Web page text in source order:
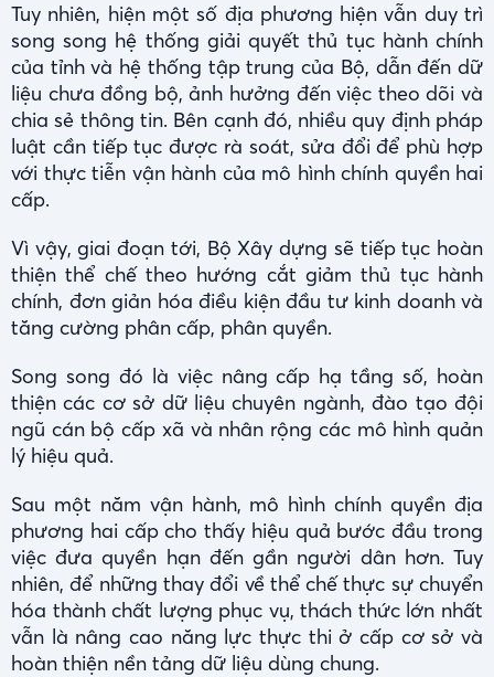
Tuy nhiên, hiện một số địa phương hiện vẫn duy trì
song song hệ thống giải quyết thủ tục hành chính
của tỉnh và hệ thống tập trung của Bộ, dẫn đến dữ
liệu chưa đồng bộ, ảnh hưởng đến việc theo dõi và
chia sẻ thông tin. Bên cạnh đó, nhiều quy định pháp
luật cần tiếp tục được rà soát, sửa đổi để phù hợp
với thực tiễn vận hành của mô hình chính quyền hai
cấp.
Vì vậy, giai đoạn tới, Bộ Xây dựng sẽ tiếp tục hoàn
thiện thể chế theo hướng cắt giảm thủ tục hành
chính, đơn giản hóa điều kiện đầu tư kinh doanh và
tăng cường phân cấp, phân quyền.
Song song đó là việc nâng cấp hạ tầng số, hoàn
thiện các cơ sở dữ liệu chuyên ngành, đào tạo đội
ngũ cán bộ cấp xã và nhân rộng các mô hình quản
lý hiệu quả.
Sau một năm vận hành, mô hình chính quyền địa
phương hai cấp cho thấy hiệu quả bước đầu trong
việc đưa quyền hạn đến gần người dân hơn. Tuy
nhiên, để những thay đổi về thể chế thực sự chuyển
hóa thành chất lượng phục vụ, thách thức lớn nhất
vẫn là nâng cao năng lực thực thi ở cấp cơ sở và
hoàn thiện nền tảng dữ liệu dùng chung.